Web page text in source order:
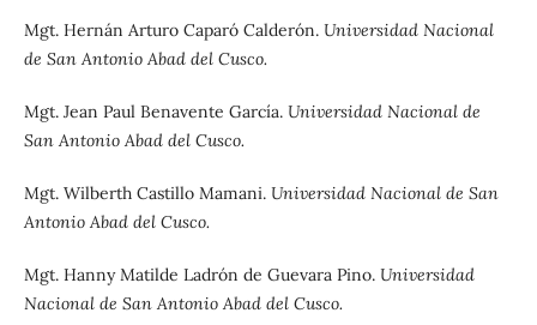
Mgt. Hernán Arturo Caparó Calderón. Universidad Nacional
de San Antonio Abad del Cusco.
Mgt. Jean Paul Benavente García. Universidad Nacional de
San Antonio Abad del Cusco.
Mgt. Wilberth Castillo Mamani. Universidad Nacional de San
Antonio Abad del Cusco.
Mgt. Hanny Matilde Ladrón de Guevara Pino. Universidad
Nacional de San Antonio Abad del Cusco.